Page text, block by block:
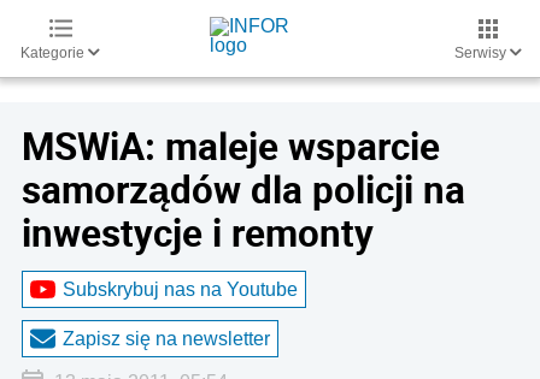
Kategorie Serwisy
MSWiA: maleje wsparcie
samorządów dla policji na
inwestycje i remonty
Subskrybuj nas na Youtube
Zapisz się na newsletter